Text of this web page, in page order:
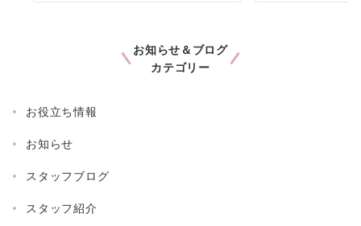
お知らせ＆ブログ
カテゴリー
お役立ち情報
お知らせ
スタッフブログ
スタッフ紹介